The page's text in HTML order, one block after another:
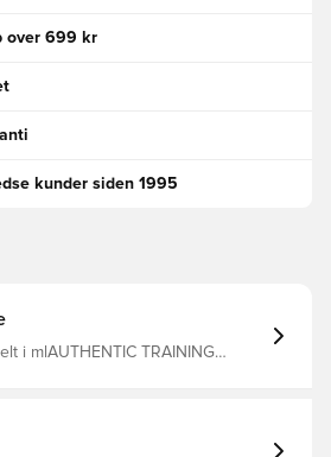
over 699 kr
kunder siden 1995
i mlAUTHENTIC TRAINING
mens en justerbar snøretalje
glider. Interlockstof i